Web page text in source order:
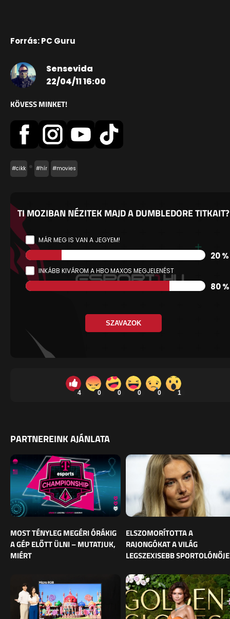
Forrás: PC Guru
Sensevida
22/04/11 16:00
KÖVESS MINKET!
#cikk #hír #movies
TI MOZIBAN NÉZITEK MAJD A DUMBLEDORE TITKAIT?
MÁR MEG IS VAN A JEGYEM!
20 %
INKÁBB KIVÁROM A HBO MAXOS MEGJELENÉST
80 %
SZAVAZOK
4 0 0 0 0 1
PARTNEREINK AJÁNLATA
MOST TÉNYLEG MEGÉRI ÓRÁKIG
A GÉP ELŐTT ÜLNI – MUTATJUK,
MIÉRT
ELSZOMORÍTOTTA A
RAJONGÓKAT A VILÁG
LEGSZEXISEBB SPORTOLÓNŐJE